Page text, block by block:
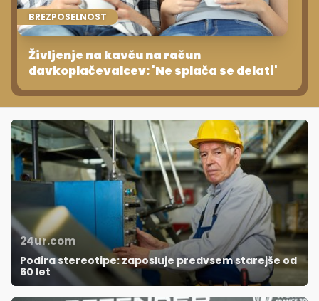
BREZPOSELNOST
Življenje na kavču na račun
davkoplačevalcev: 'Ne splača se delati'
24ur.com
Podira stereotipe: zaposluje predvsem starejše od
60 let